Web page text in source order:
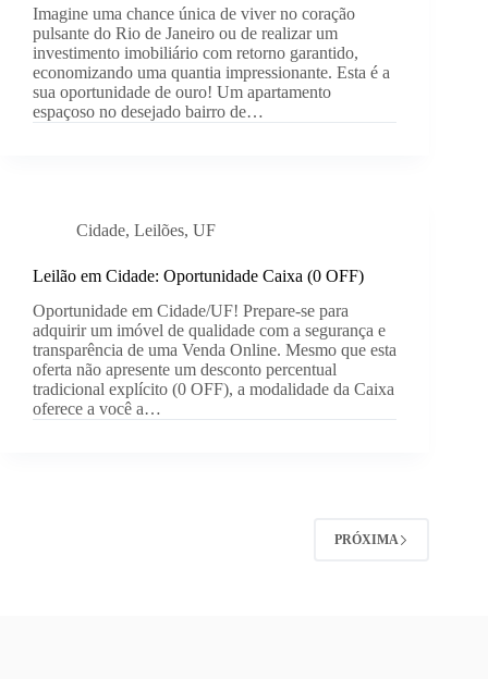
Imagine uma chance única de viver no coração
pulsante do Rio de Janeiro ou de realizar um
investimento imobiliário com retorno garantido,
economizando uma quantia impressionante. Esta é a
sua oportunidade de ouro! Um apartamento
espaçoso no desejado bairro de…
Cidade, Leilões, UF
Leilão em Cidade: Oportunidade Caixa (0 OFF)
Oportunidade em Cidade/UF! Prepare-se para
adquirir um imóvel de qualidade com a segurança e
transparência de uma Venda Online. Mesmo que esta
oferta não apresente um desconto percentual
tradicional explícito (0 OFF), a modalidade da Caixa
oferece a você a…
PRÓXIMA